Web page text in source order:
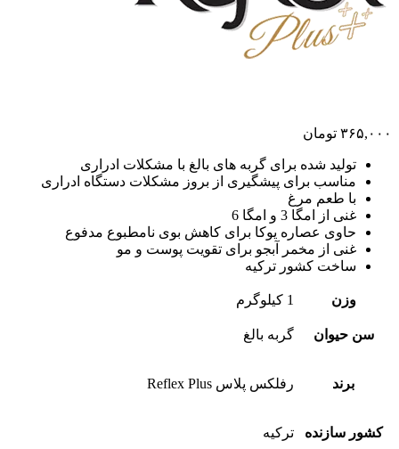
۳۶۵,۰۰۰ تومان
تولید شده برای گربه های بالغ با مشکلات ادراری
مناسب برای پیشگیری از بروز مشکلات دستگاه ادراری
با طعم مرغ
غنی از امگا 3 و امگا 6
حاوی عصاره یوکا برای کاهش بوی نامطبوع مدفوع
غنی از مخمر آبجو برای تقویت پوست و مو
ساخت کشور ترکیه
وزن 1 کیلوگرم
سن حیوان گربه بالغ
برند رفلکس پلاس Reflex Plus
کشور سازنده ترکیه